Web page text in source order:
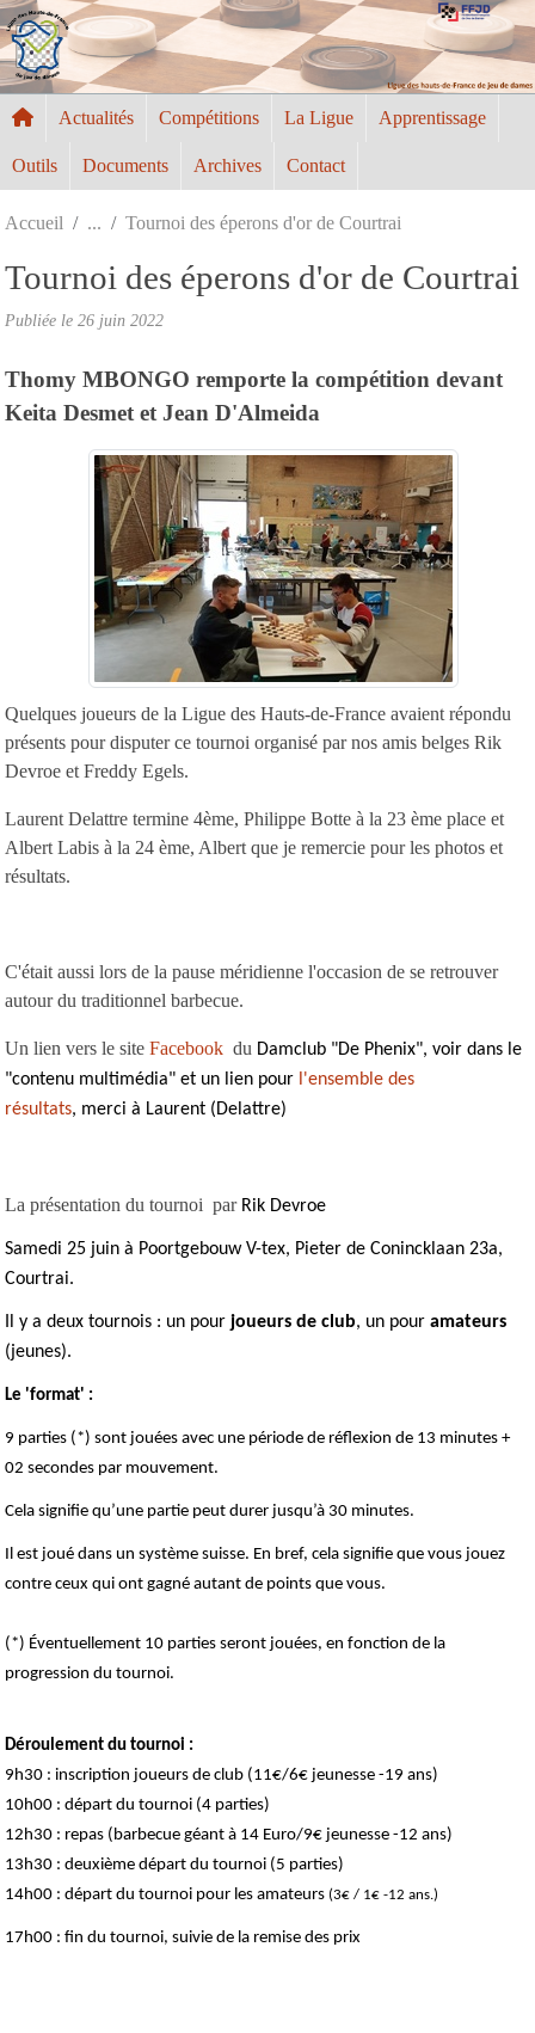
Actualités Compétitions La Ligue Apprentissage
Outils Documents Archives Contact
Accueil Tournoi des éperons d'or de Courtrai
Tournoi des éperons d'or de Courtrai
Publiée le 26 juin 2022
Thomy MBONGO remporte la compétition devant
Keita Desmet et Jean D'Almeida
Quelques joueurs de la Ligue des Hauts-de-France avaient répondu
présents pour disputer ce tournoi organisé par nos amis belges Rik
Devroe et Freddy Egels.
Laurent Delattre termine 4ème, Philippe Botte à la 23 ème place et
Albert Labis à la 24 ème, Albert que je remercie pour les photos et
résultats.
C'était aussi lors de la pause méridienne l'occasion de se retrouver
autour du traditionnel barbecue.
Un lien vers le site Facebook du Damclub "De Phenix", voir dans le
"contenu multimédia" et un lien pour l'ensemble des
résultats, merci à Laurent (Delattre)
La présentation du tournoi par Rik Devroe
Samedi 25 juin à Poortgebouw V-tex, Pieter de Conincklaan 23a,
Courtrai.
Il y a deux tournois : un pour joueurs de club, un pour amateurs
(jeunes).
Le 'format' :
9 parties (*) sont jouées avec une période de réflexion de 13 minutes +
02 secondes par mouvement.
Cela signifie qu’une partie peut durer jusqu’à 30 minutes.
Il est joué dans un système suisse. En bref, cela signifie que vous jouez
contre ceux qui ont gagné autant de points que vous.
(*) Éventuellement 10 parties seront jouées, en fonction de la
progression du tournoi.
Déroulement du tournoi :
9h30 : inscription joueurs de club (11€/6€ jeunesse -19 ans)
10h00 : départ du tournoi (4 parties)
12h30 : repas (barbecue géant à 14 Euro/9€ jeunesse -12 ans)
13h30 : deuxième départ du tournoi (5 parties)
14h00 : départ du tournoi pour les amateurs (3€ / 1€ -12 ans.)
17h00 : fin du tournoi, suivie de la remise des prix
Panneau de gestion des cookies